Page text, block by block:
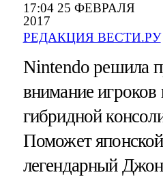
17:04 25 ФЕВРАЛЯ
2017
РЕДАКЦИЯ ВЕСТИ.РУ
Nintendo решила
внимание игроков
гибридной
Поможет
легендарный